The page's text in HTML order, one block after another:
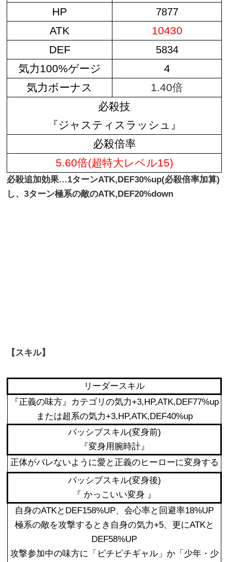
HP 7877
ATK
10430
DEF
5834
気力100%ゲージ
4
気力ボーナス
1.40倍
必殺技
『ジャスティスラッシュ』
必殺倍率
5.60倍(超特大レベル15)
必殺追加効果…1ターンATK,DEF30%up(必殺倍率加算)
し、3ターン極系の敵のATK,DEF20%down
【スキル】
リーダースキル
『正義の味方』カテゴリの気力+3,HP,ATK,DEF77%up
または超系の気力+3,HP,ATK,DEF40%up
パッシブスキル(変身前)
『変身用腕時計』
正体がバレないように愛と正義のヒーローに変身する
パッシブスキル(変身後)
『 かっこいい変身 』
自身のATKとDEF158%UP、会心率と回避率18%UP
極系の敵を攻撃するとき自身の気力+5、更にATKと
DEF58%UP
攻撃参加中の味方に「ピチピチギャル」か「少年・少